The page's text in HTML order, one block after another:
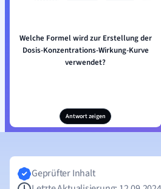
Welche Formel wird zur Erstellung der
Dosis-Konzentrations-Wirkung-Kurve
verwendet?
Antwort zeigen
Geprüfter Inhalt